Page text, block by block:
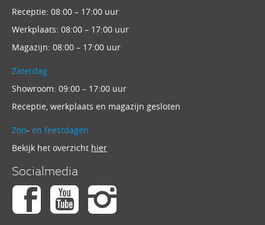
Receptie: 08:00 – 17:00 uur
Werkplaats: 08:00 – 17:00 uur
Magazijn: 08:00 – 17:00 uur
Zaterdag
Showroom: 09:00 – 17:00 uur
Receptie, werkplaats en magazijn gesloten
Zon- en feestdagen
Bekijk het overzicht hier
Socialmedia